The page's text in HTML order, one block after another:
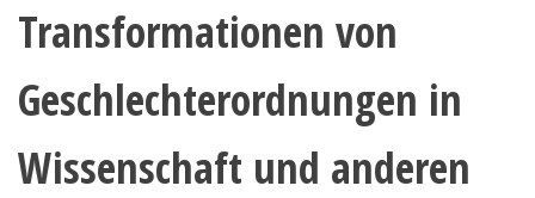
Transformationen von
Geschlechterordnungen in
Wissenschaft und anderen